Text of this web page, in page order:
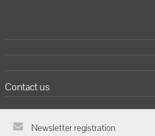
Contact us
Newsletter registration